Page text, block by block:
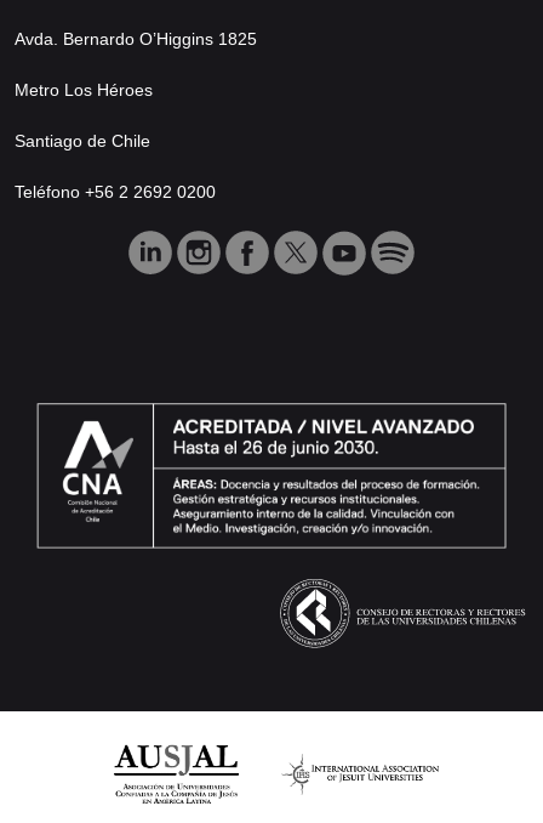
Avda. Bernardo O’Higgins 1825
Metro Los Héroes
Santiago de Chile
Teléfono +56 2 2692 0200